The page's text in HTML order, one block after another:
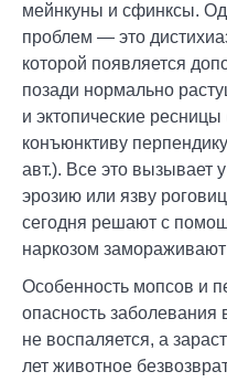
мейнкуны и сфинксы.
проблем — это
которой появляется
позади нормально
и эктопические
конъюнктиву
авт.). Все это вызывает
эрозию или язву
сегодня решают с
наркозом
Особенность мопсов и
опасность заболевания
не воспаляется, а
лет животное